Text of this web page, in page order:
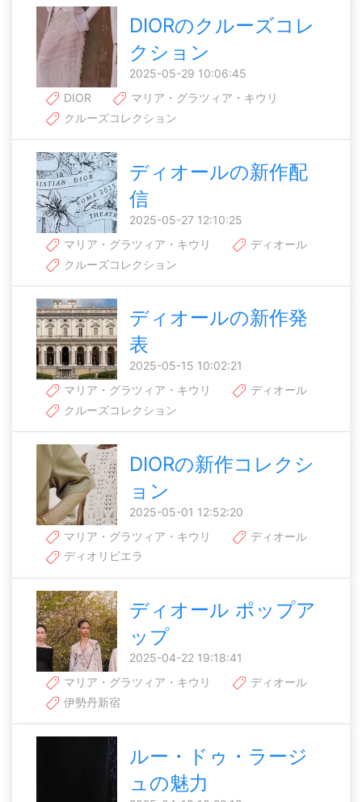
DIORのクルーズコレ
クション
2025-05-29 10:06:45
DIOR
マリア・グラツィア・キウリ
クルーズコレクション
ディオールの新作配
信
2025-05-27 12:10:25
マリア・グラツィア・キウリ
ディオール
クルーズコレクション
ディオールの新作発
表
2025-05-15 10:02:21
マリア・グラツィア・キウリ
ディオール
クルーズコレクション
DIORの新作コレクシ
ョン
2025-05-01 12:52:20
マリア・グラツィア・キウリ
ディオール
ディオリビエラ
ディオール ポップア
ップ
2025-04-22 19:18:41
マリア・グラツィア・キウリ
ディオール
伊勢丹新宿
ルー・ドゥ・ラージ
ュの魅力